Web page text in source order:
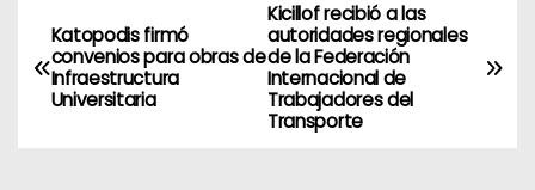
N
a
Kicillof recibió a las
autoridades regionales
de la Federación
Internacional de
Trabajadores del
Transporte
Katopodis firmó
convenios para obras de
Infraestructura
Universitaria